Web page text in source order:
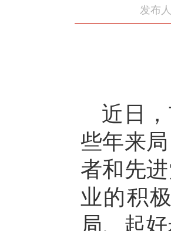
发布
近日
些年来
者和先
业的积
局、起